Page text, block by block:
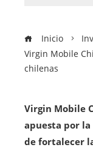
Inicio
Virgin Mobile
chilenas
Virgin Mobile
apuesta por
de fortalecer